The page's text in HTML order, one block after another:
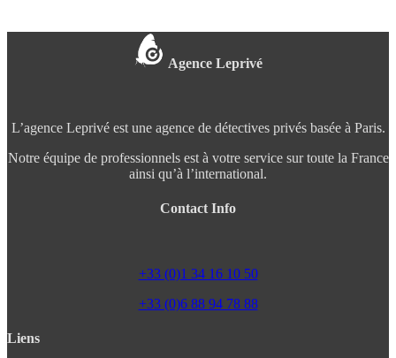
Agence Leprivé
L’agence Leprivé est une agence de détectives privés basée à Paris.
Notre équipe de professionnels est à votre service sur toute la France
ainsi qu’à l’international.
Contact Info
+33 (0)1 34 16 10 50
+33 (0)6 88 94 78 88
Liens